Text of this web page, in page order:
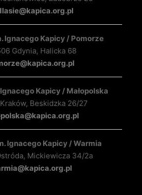
Ignacego Kapicy / Pomorze
Gdynia, Halicka 68
Kapicy / Małopolska
Beskidzka 26/27
Ignacego Kapicy / Warmia
Mickiewicza 34/2a